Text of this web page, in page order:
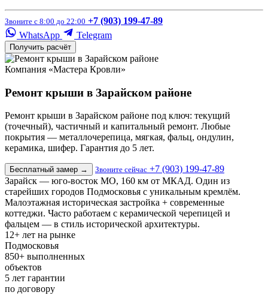
Звоните с 8:00 до 22:00 +7 (903) 199-47-89
WhatsApp
Telegram
Получить расчёт
Компания «Мастера Кровли»
Ремонт крыши в Зарайском районе
Ремонт крыши в Зарайском районе под ключ: текущий
(точечный), частичный и капитальный ремонт. Любые
покрытия — металлочерепица, мягкая, фальц, ондулин,
керамика, шифер. Гарантия до 5 лет.
Бесплатный замер → Звоните сейчас +7 (903) 199-47-89
Зарайск — юго-восток МО, 160 км от МКАД. Один из
старейших городов Подмосковья с уникальным кремлём.
Малоэтажная историческая застройка + современные
коттеджи. Часто работаем с керамической черепицей и
фальцем — в стиль исторической архитектуры.
12+ лет на рынке
Подмосковья
850+ выполненных
объектов
5 лет гарантии
по договору